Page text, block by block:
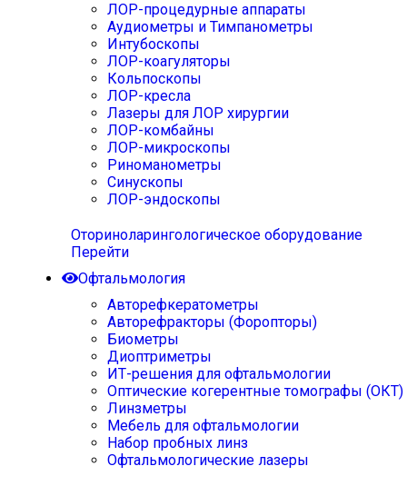
ЛОР-процедурные аппараты
Аудиометры и Тимпанометры
Интубоскопы
ЛОР-коагуляторы
Кольпоскопы
ЛОР-кресла
Лазеры для ЛОР хирургии
ЛОР-комбайны
ЛОР-микроскопы
Риноманометры
Синускопы
ЛОР-эндоскопы
Оториноларингологическое оборудование
Перейти
Офтальмология
Авторефкератометры
Авторефракторы (Форопторы)
Биометры
Диоптриметры
ИТ-решения для офтальмологии
Оптические когерентные томографы (ОКТ)
Линзметры
Мебель для офтальмологии
Набор пробных линз
Офтальмологические лазеры